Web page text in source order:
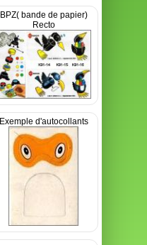
BPZ( bande de papier)
Recto
Exemple d'autocollants